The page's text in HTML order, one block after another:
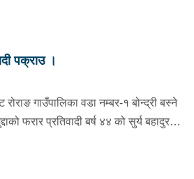
पक्राउ ।
रोराङ गाउँपालिका वडा नम्बर-१ बोन्द्री बस्ने
फरार प्रतिवादी बर्ष ४४ को सुर्य बहादुर